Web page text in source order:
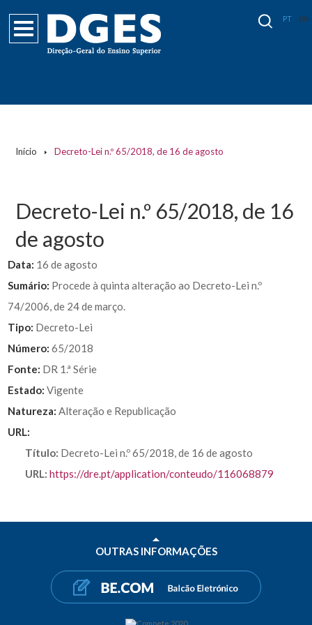
PT EN
Início Decreto-Lei n.º 65/2018, de 16 de agosto
Decreto-Lei n.º 65/2018, de 16
de agosto
Data: 16 de agosto
Sumário: Procede à quinta alteração ao Decreto-Lei n.º
74/2006, de 24 de março.
Tipo: Decreto-Lei
Número:65/2018
Fonte: DR 1.ª Série
Estado:Vigente
Natureza:Alteração e Republicação
URL:
Título: Decreto-Lei n.º 65/2018, de 16 de agosto
URL:https://dre.pt/application/conteudo/116068879
OUTRAS INFORMAÇÕES